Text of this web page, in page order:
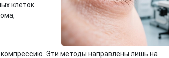
клеток
Эти методы направлены лишь на